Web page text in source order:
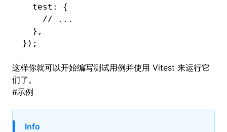
  test
:
{
    // ...
  }
,
});
这样你就可以开始编写测试用例并使用 Vitest 来运行它
们了。
#示例
Info